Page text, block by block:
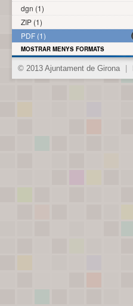
dgn (1)
ZIP (1)
PDF (1)
MOSTRAR MENYS FORMATS
© 2013 Ajuntament de Girona